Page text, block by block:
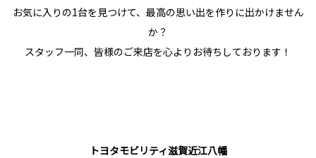
お気に入りの1台を見つけて、 最高の思い出を作りに出かけません
か？
スタッフ一同、皆様のご来店を心よりお待ちしております！
トヨタモビリティ滋賀近江八幡